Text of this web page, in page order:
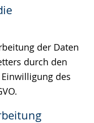
der Daten
durch den
des